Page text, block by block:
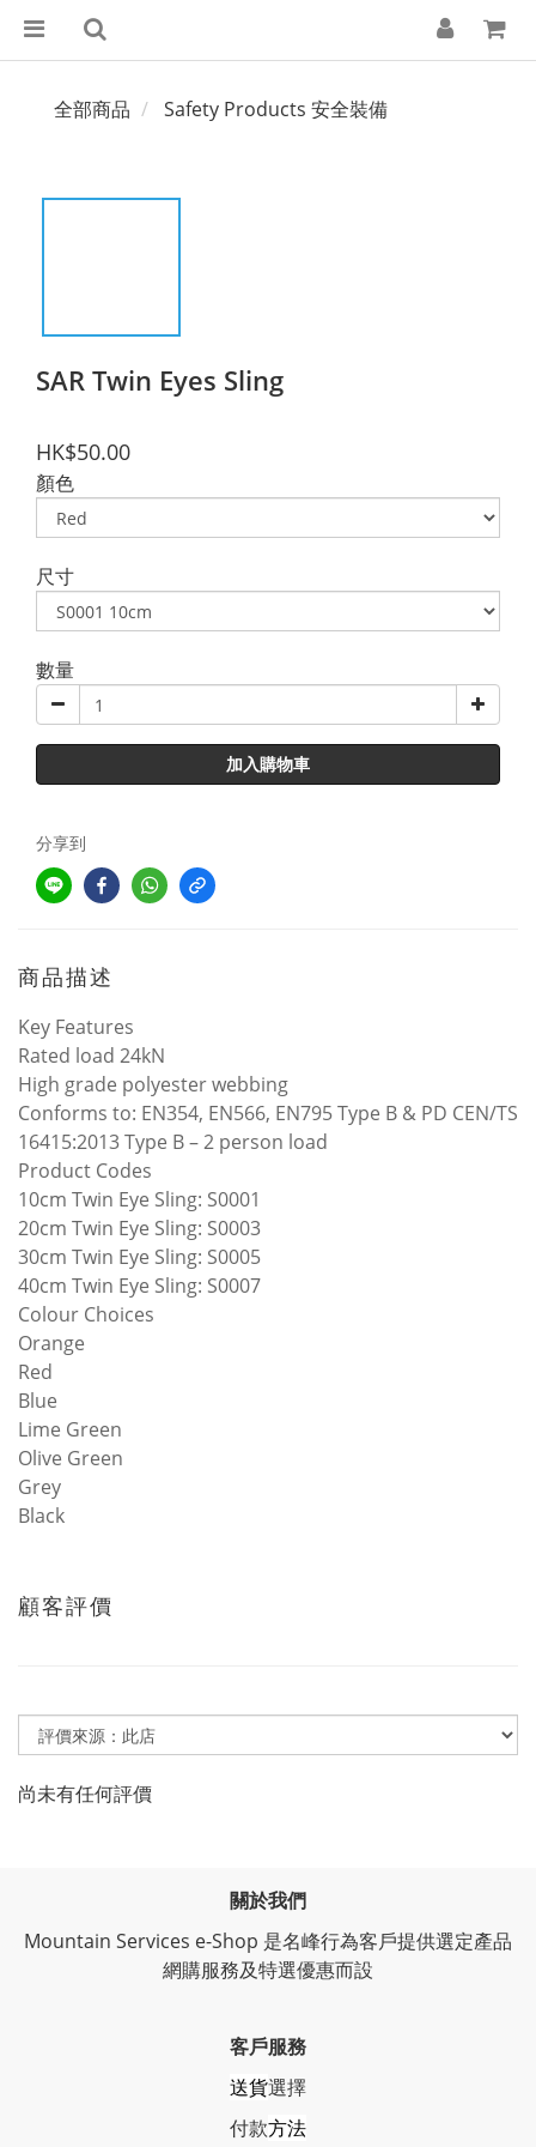
全部商品 Safety Products 安全裝備
SAR Twin Eyes Sling
HK$50.00
顏色
尺寸
數量
加入購物車
分享到
商品描述
Key Features
Rated load 24kN
High grade polyester webbing
Conforms to: EN354, EN566, EN795 Type B & PD CEN/TS
16415:2013 Type B – 2 person load
Product Codes
10cm Twin Eye Sling: S0001
20cm Twin Eye Sling: S0003
30cm Twin Eye Sling: S0005
40cm Twin Eye Sling: S0007
Colour Choices
Orange
Red
Blue
Lime Green
Olive Green
Grey
Black
顧客評價
尚未有任何評價
關於我們
Mountain Services e-Shop 是名峰行為客戶提供選定產品
網購服務及特選優惠而設
客戶服務
送貨選擇
付款方法